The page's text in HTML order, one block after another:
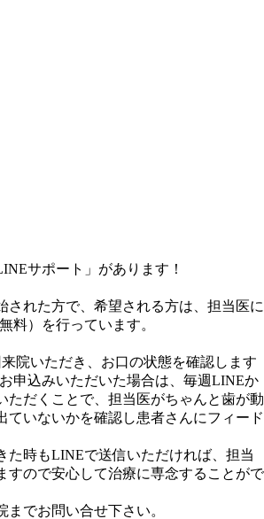
サポート」があります！
された方で、希望される方は、担当医に
無料） を行っています。
来院いただき、お口の状態を確認します
申込みいただいた場合は、 毎週LINEか
ただくことで、担当医がちゃんと歯が動
ていないかを確認し患者さんにフィード
た時もLINEで送信いただければ、担当
すので安心して治療に専念することがで
でお問い合せ下さい。